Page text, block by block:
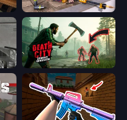
FPS Commando Gun Shooting Game
Death City Zombie Invasion